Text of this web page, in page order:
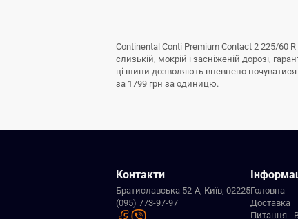
Continental Conti Premium Contact 2 225/60
слизькій, мокрій і засніженій дорозі,
ці шини дозволяють впевнено почуватися
за 1799 грн за одиницю.
Контакти
Братиславська 52-А, Київ, 02225
(095) 773-97-97
Головна
Доставка
Питання -